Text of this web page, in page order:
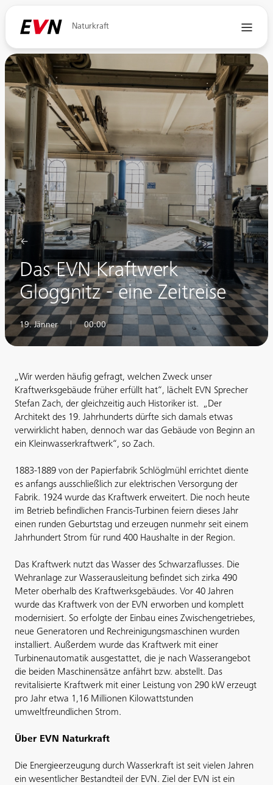
Naturkraft
Das EVN Kraftwerk
Gloggnitz - eine Zeitreise
19. Jänner | 00:00
„Wir werden häufig gefragt, welchen Zweck unser
Kraftwerksgebäude früher erfüllt hat“, lächelt EVN Sprecher
Stefan Zach, der gleichzeitig auch Historiker ist. „Der
Architekt des 19. Jahrhunderts dürfte sich damals etwas
verwirklicht haben, dennoch war das Gebäude von Beginn an
ein Kleinwasserkraftwerk“, so Zach.
1883-1889 von der Papierfabrik Schlöglmühl errichtet diente
es anfangs ausschließlich zur elektrischen Versorgung der
Fabrik. 1924 wurde das Kraftwerk erweitert. Die noch heute
im Betrieb befindlichen Francis-Turbinen feiern dieses Jahr
einen runden Geburtstag und erzeugen nunmehr seit einem
Jahrhundert Strom für rund 400 Haushalte in der Region.
Das Kraftwerk nutzt das Wasser des Schwarzaflusses. Die
Wehranlage zur Wasserausleitung befindet sich zirka 490
Meter oberhalb des Kraftwerksgebäudes. Vor 40 Jahren
wurde das Kraftwerk von der EVN erworben und komplett
modernisiert. So erfolgte der Einbau eines Zwischengetriebes,
neue Generatoren und Rechreinigungsmaschinen wurden
installiert. Außerdem wurde das Kraftwerk mit einer
Turbinenautomatik ausgestattet, die je nach Wasserangebot
die beiden Maschinensätze anfährt bzw. abstellt. Das
revitalisierte Kraftwerk mit einer Leistung von 290 kW erzeugt
pro Jahr etwa 1,16 Millionen Kilowattstunden
umweltfreundlichen Strom.
Über EVN Naturkraft
Die Energieerzeugung durch Wasserkraft ist seit vielen Jahren
ein wesentlicher Bestandteil der EVN. Ziel der EVN ist ein